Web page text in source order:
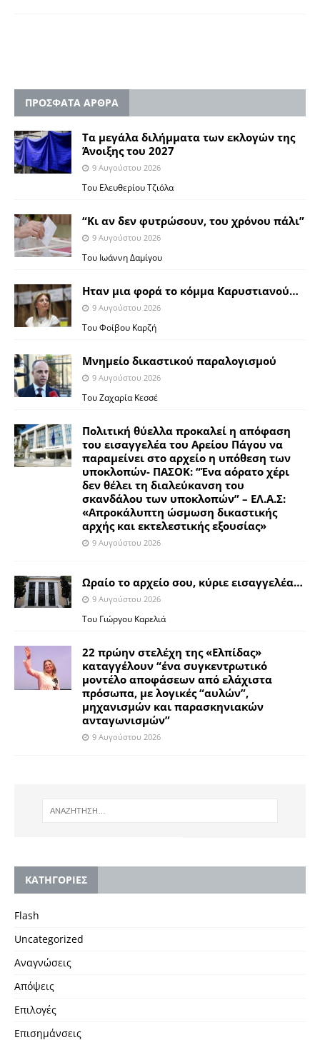
ΠΡΟΣΦΑΤΑ ΑΡΘΡΑ
Τα μεγάλα διλήμματα των εκλογών της
Άνοιξης του 2027
9 Αυγούστου 2026
Του Ελευθερίου Τζιόλα
“Κι αν δεν φυτρώσουν, του χρόνου πάλι”
9 Αυγούστου 2026
Toυ Ιωάννη Δαμίγου
Ηταν μια φορά το κόμμα Καρυστιανού…
9 Αυγούστου 2026
Του Φοίβου Καρζή
Μνημείο δικαστικού παραλογισμού
9 Αυγούστου 2026
Του Ζαχαρία Κεσσέ
Πολιτική θύελλα προκαλεί η απόφαση
του εισαγγελέα του Αρείου Πάγου να
παραμείνει στο αρχείο η υπόθεση των
υποκλοπών- ΠΑΣΟΚ: “Ένα αόρατο χέρι
δεν θέλει τη διαλεύκανση του
σκανδάλου των υποκλοπών” – ΕΛ.Α.Σ:
«Απροκάλυπτη ώσμωση δικαστικής
αρχής και εκτελεστικής εξουσίας»
9 Αυγούστου 2026
Ωραίο το αρχείο σου, κύριε εισαγγελέα…
9 Αυγούστου 2026
Του Γιώργου Καρελιά
22 πρώην στελέχη της «Ελπίδας»
καταγγέλουν “ένα συγκεντρωτικό
μοντέλο αποφάσεων από ελάχιστα
πρόσωπα, με λογικές “αυλών”,
μηχανισμών και παρασκηνιακών
ανταγωνισμών”
9 Αυγούστου 2026
KΑΤΗΓΟΡΙΕΣ
Flash
Uncategorized
Αναγνώσεις
Απόψεις
Επιλογές
Επισημάνσεις